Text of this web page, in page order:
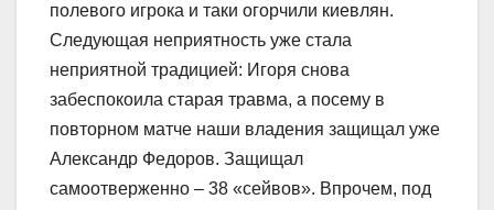
полевого игрока и таки огорчили киевлян.
Следующая неприятность уже стала
неприятной традицией: Игоря снова
забеспокоила старая травма, а посему в
повторном матче наши владения защищал уже
Александр Федоров. Защищал
самоотверженно – 38 «сейвов». Впрочем, под